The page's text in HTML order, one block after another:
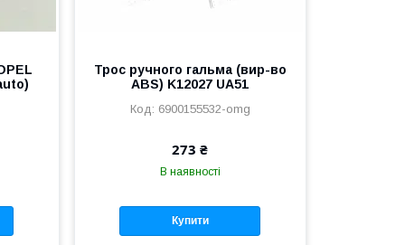
Трос ручного гальма (вир-во
ABS) K12027 UA51
6900155532-omg
273 ₴
В наявності
Купити